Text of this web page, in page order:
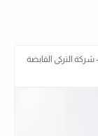
التركى القابضة